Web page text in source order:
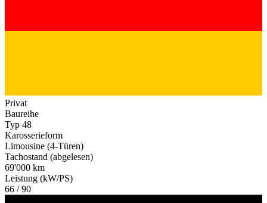
Privat
Baureihe
Typ 48
Karosserieform
Limousine (4-Türen)
Tachostand (abgelesen)
69'000 km
Leistung (kW/PS)
66 / 90